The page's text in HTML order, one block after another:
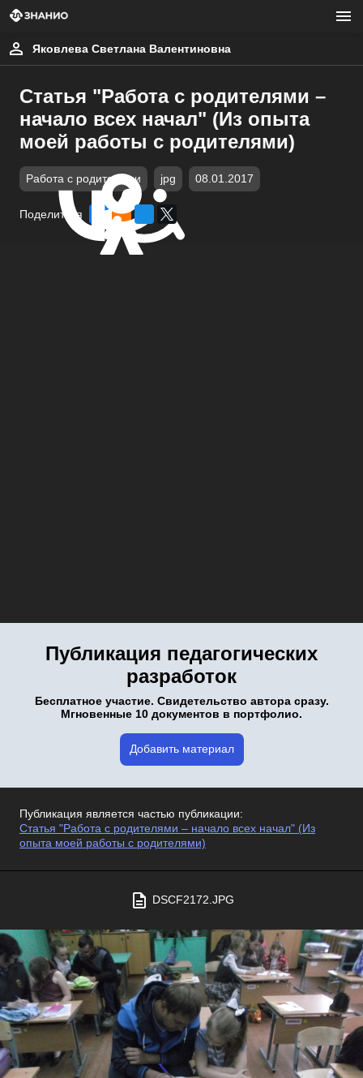
Яковлева Светлана Валентиновна
Статья "Работа с родителями –
начало всех начал" (Из опыта
моей работы с родителями)
Работа с родителями jpg 08.01.2017
Поделиться
Публикация педагогических
разработок
Бесплатное участие. Свидетельство автора сразу.
Мгновенные 10 документов в портфолио.
Добавить материал
Публикация является частью публикации:
Статья "Работа с родителями – начало всех начал" (Из
опыта моей работы с родителями)
DSCF2172.JPG